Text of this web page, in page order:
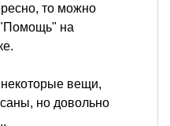
то можно
"Помощь" на
вещи,
но довольно